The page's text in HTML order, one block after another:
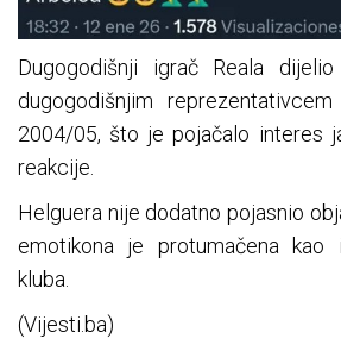
Dugogodišnji igrač Reala
dugogodišnjim
2004/05, što je pojačalo interes
reakcije.
Helguera nije dodatno pojasnio
emotikona je protumačena kao
kluba.
(Vijesti.ba)